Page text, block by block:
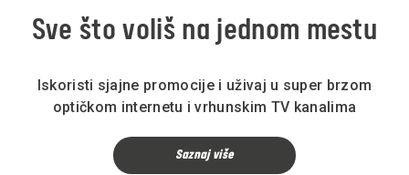
Sve što voliš na jednom mestu
Iskoristi sjajne promocije i uživaj u super brzom
optičkom internetu i vrhunskim TV kanalima
Saznaj više